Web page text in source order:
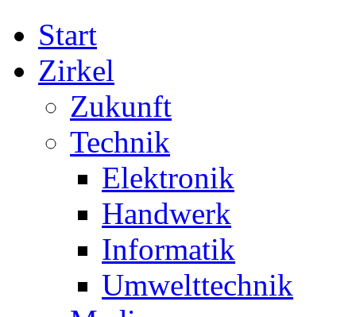
Start
Zirkel
Zukunft
Technik
Elektronik
Handwerk
Informatik
Umwelttechnik